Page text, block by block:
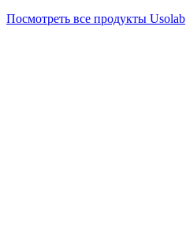
Посмотреть все продукты Usolab